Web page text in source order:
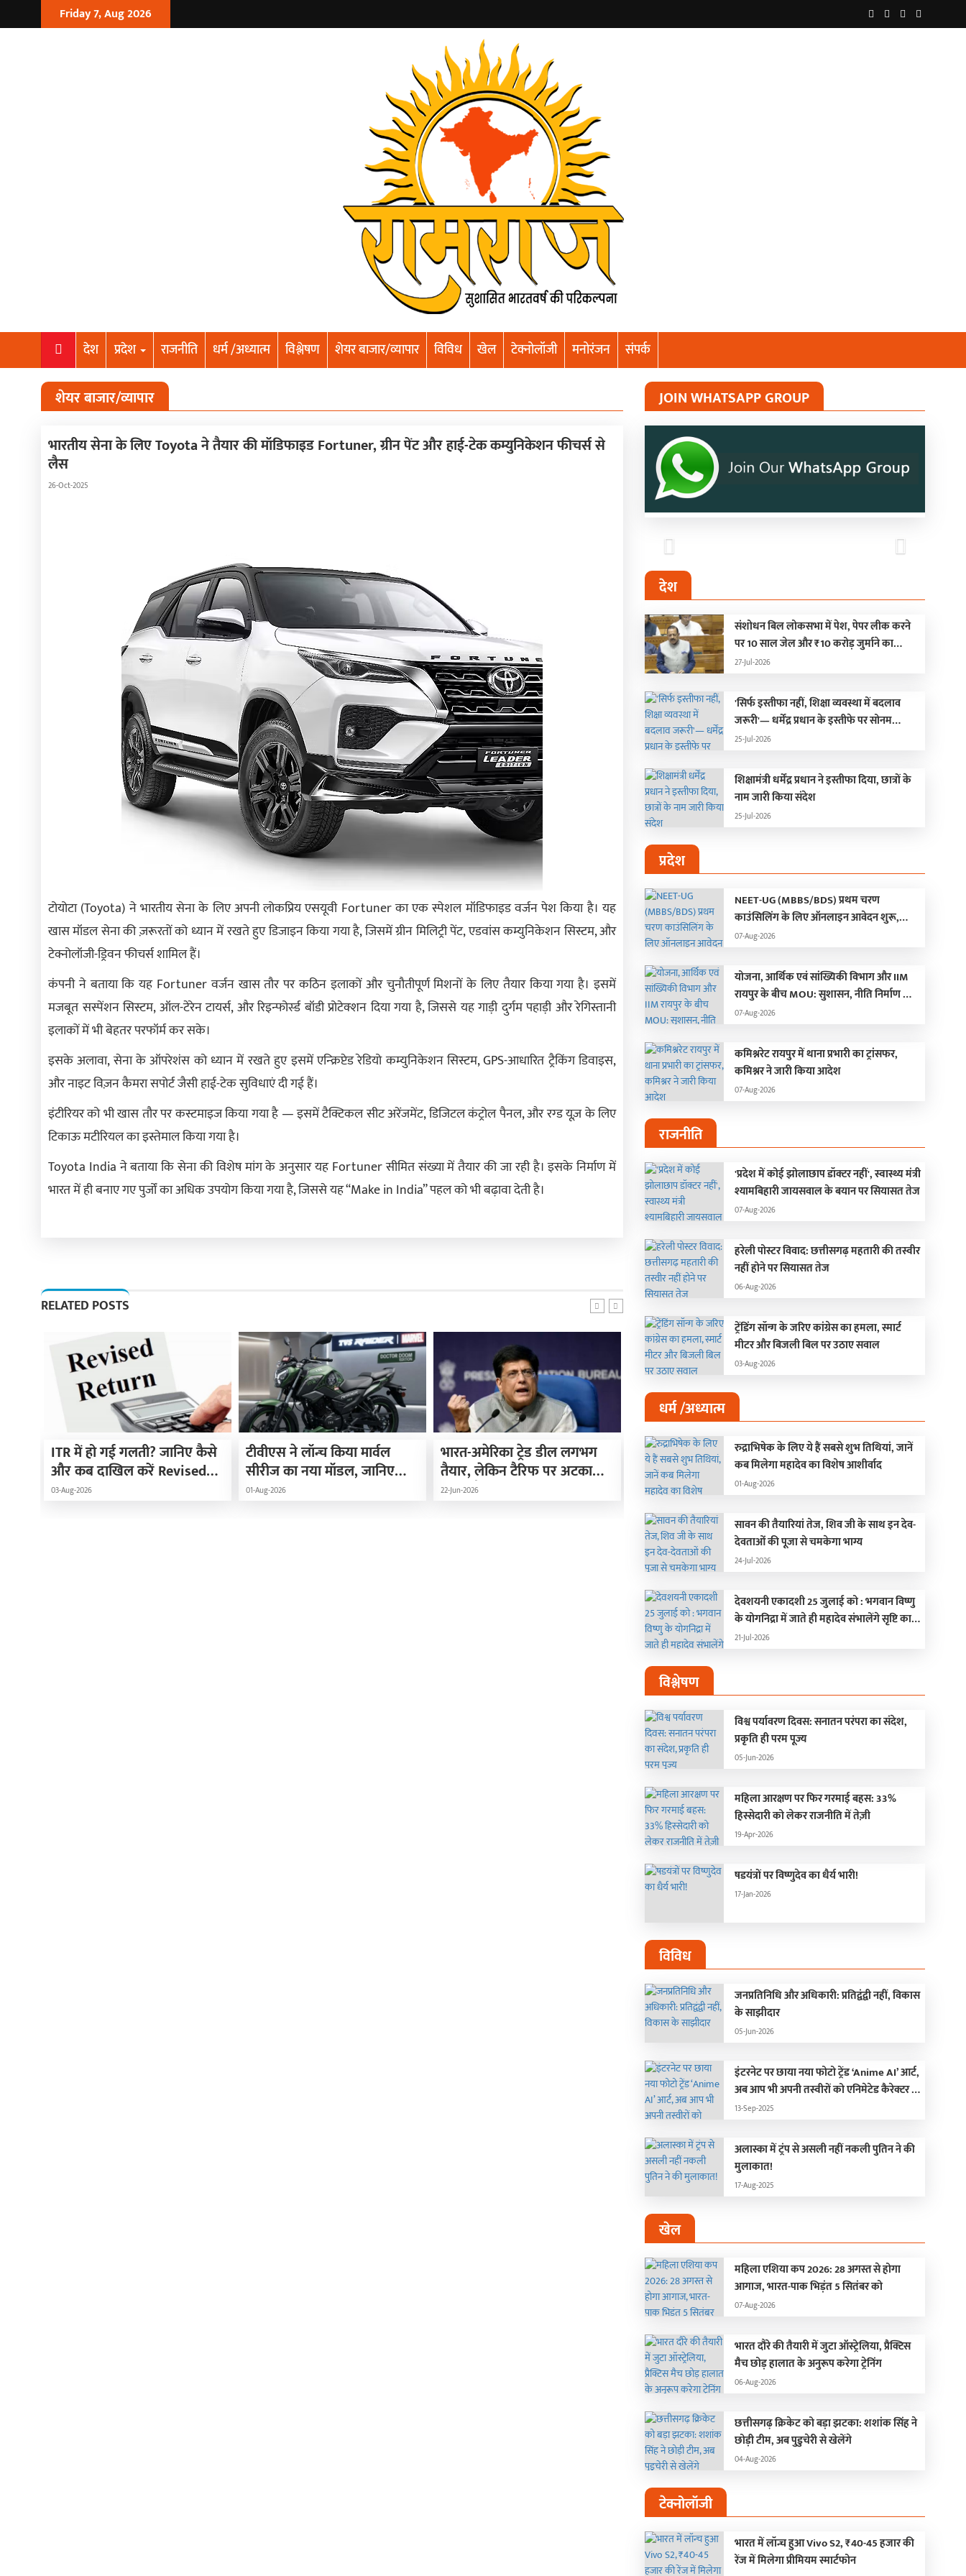
Friday 7, Aug 2026
देश प्रदेश राजनीति धर्म /अध्यात्म विश्लेषण शेयर बाजार/व्यापार विविध खेल टेक्नोलॉजी मनोरंजन संपर्क
शेयर बाजार/व्यापार
भारतीय सेना के लिए Toyota ने तैयार की मॉडिफाइड Fortuner, ग्रीन पेंट और हाई-टेक कम्युनिकेशन फीचर्स से
लैस
26-Oct-2025
टोयोटा (Toyota) ने भारतीय सेना के लिए अपनी लोकप्रिय एसयूवी Fortuner का एक स्पेशल मॉडिफाइड वर्जन पेश किया है। यह
खास मॉडल सेना की ज़रूरतों को ध्यान में रखते हुए डिजाइन किया गया है, जिसमें ग्रीन मिलिट्री पेंट, एडवांस कम्युनिकेशन सिस्टम, और
टेक्नोलॉजी-ड्रिवन फीचर्स शामिल हैं।
कंपनी ने बताया कि यह Fortuner वर्जन खास तौर पर कठिन इलाकों और चुनौतीपूर्ण मिशनों के लिए तैयार किया गया है। इसमें
मजबूत सस्पेंशन सिस्टम, ऑल-टेरेन टायर्स, और रिइन्फोर्स्ड बॉडी प्रोटेक्शन दिया गया है, जिससे यह गाड़ी दुर्गम पहाड़ी और रेगिस्तानी
इलाकों में भी बेहतर परफॉर्म कर सके।
इसके अलावा, सेना के ऑपरेशंस को ध्यान में रखते हुए इसमें एन्क्रिप्टेड रेडियो कम्युनिकेशन सिस्टम, GPS-आधारित ट्रैकिंग डिवाइस,
और नाइट विज़न कैमरा सपोर्ट जैसी हाई-टेक सुविधाएं दी गई हैं।
इंटीरियर को भी खास तौर पर कस्टमाइज किया गया है — इसमें टैक्टिकल सीट अरेंजमेंट, डिजिटल कंट्रोल पैनल, और रग्ड यूज़ के लिए
टिकाऊ मटीरियल का इस्तेमाल किया गया है।
Toyota India ने बताया कि सेना की विशेष मांग के अनुसार यह Fortuner सीमित संख्या में तैयार की जा रही है। इसके निर्माण में
भारत में ही बनाए गए पुर्जों का अधिक उपयोग किया गया है, जिससे यह “Make in India” पहल को भी बढ़ावा देती है।
RELATED POSTS
ITR में हो गई गलती? जानिए कैसे
और कब दाखिल करें Revised
Return
03-Aug-2026
टीवीएस ने लॉन्च किया मार्वल
सीरीज का नया मॉडल, जानिए
कीमत, इंजन और फीचर्स
01-Aug-2026
भारत-अमेरिका ट्रेड डील लगभग
तैयार, लेकिन टैरिफ पर अटका
अंतिम फैसला: केंद्रीय मंत्री पीयूष
22-Jun-2026
हर टैक्सपेयर के लिए 31 जुलाई
नहीं है आखिरी तारीख, जानिए
अलग-अलग डेडलाइन
20-Jun-2026
यूरोपीय यूनियन ने भारत
का झटका दियाः EU ने
JOIN WHATSAPP GROUP
Previous
Next
देश
संशोधन बिल लोकसभा में पेश, पेपर लीक करने
पर 10 साल जेल और ₹10 करोड़ जुर्माने का
प्रावधान ; हंगामे के कारण दोनों सदन स्थगित
27-Jul-2026
'सिर्फ इस्तीफा नहीं, शिक्षा व्यवस्था में बदलाव
जरूरी'— धर्मेंद्र प्रधान के इस्तीफे पर सोनम
वांगचुक की पहली प्रतिक्रिया
25-Jul-2026
शिक्षामंत्री धर्मेंद्र प्रधान ने इस्तीफा दिया, छात्रों के
नाम जारी किया संदेश
25-Jul-2026
प्रदेश
NEET-UG (MBBS/BDS) प्रथम चरण
काउंसिलिंग के लिए ऑनलाइन आवेदन शुरू,
जानिए डिटेल…
07-Aug-2026
योजना, आर्थिक एवं सांख्यिकी विभाग और IIM
रायपुर के बीच MOU: सुशासन, नीति निर्माण और
साक्ष्य-आधारित निर्णय प्रणाली को मिलेगा बढ़ावा
07-Aug-2026
कमिश्नरेट रायपुर में थाना प्रभारी का ट्रांसफर,
कमिश्नर ने जारी किया आदेश
07-Aug-2026
राजनीति
'प्रदेश में कोई झोलाछाप डॉक्टर नहीं', स्वास्थ्य मंत्री
श्यामबिहारी जायसवाल के बयान पर सियासत तेज
07-Aug-2026
हरेली पोस्टर विवाद: छत्तीसगढ़ महतारी की तस्वीर
नहीं होने पर सियासत तेज
06-Aug-2026
ट्रेंडिंग सॉन्ग के जरिए कांग्रेस का हमला, स्मार्ट
मीटर और बिजली बिल पर उठाए सवाल
03-Aug-2026
धर्म /अध्यात्म
रुद्राभिषेक के लिए ये हैं सबसे शुभ तिथियां, जानें
कब मिलेगा महादेव का विशेष आशीर्वाद
01-Aug-2026
सावन की तैयारियां तेज, शिव जी के साथ इन देव-
देवताओं की पूजा से चमकेगा भाग्य
24-Jul-2026
देवशयनी एकादशी 25 जुलाई को : भगवान विष्णु
के योगनिद्रा में जाते ही महादेव संभालेंगे सृष्टि का
संचालन, चार महीने बंद रहेंगे मांगलिक कार्य
21-Jul-2026
विश्लेषण
विश्व पर्यावरण दिवस: सनातन परंपरा का संदेश,
प्रकृति ही परम पूज्य
05-Jun-2026
महिला आरक्षण पर फिर गरमाई बहस: 33%
हिस्सेदारी को लेकर राजनीति में तेज़ी
19-Apr-2026
षडयंत्रों पर विष्णुदेव का धैर्य भारी!
17-Jan-2026
विविध
जनप्रतिनिधि और अधिकारी: प्रतिद्वंद्वी नहीं, विकास
के साझीदार
05-Jun-2026
इंटरनेट पर छाया नया फोटो ट्रेंड ‘Anime AI’ आर्ट,
अब आप भी अपनी तस्वीरों को एनिमेटेड कैरेक्टर में
बदलें!
13-Sep-2025
अलास्का में ट्रंप से असली नहीं नकली पुतिन ने की
मुलाकात!
17-Aug-2025
खेल
महिला एशिया कप 2026: 28 अगस्त से होगा
आगाज, भारत-पाक भिड़ंत 5 सितंबर को
07-Aug-2026
भारत दौरे की तैयारी में जुटा ऑस्ट्रेलिया, प्रैक्टिस
मैच छोड़ हालात के अनुरूप करेगा ट्रेनिंग
06-Aug-2026
छत्तीसगढ़ क्रिकेट को बड़ा झटका: शशांक सिंह ने
छोड़ी टीम, अब पुडुचेरी से खेलेंगे
04-Aug-2026
टेक्नोलॉजी
भारत में लॉन्च हुआ Vivo S2, ₹40-45 हजार की
रेंज में मिलेगा प्रीमियम स्मार्टफोन